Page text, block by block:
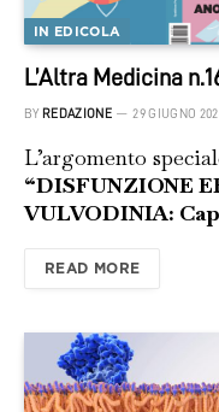
IN EDICOLA
L’Altra Medicina
BY REDAZIONE 29 GIUGNO
L’argomento
“DISFUNZIONE
VULVODINIA:
READ MORE